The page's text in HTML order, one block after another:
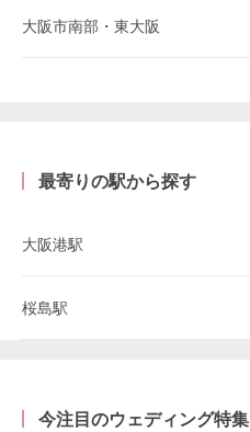
大阪市南部・東大阪
最寄りの駅から探す
大阪港駅
桜島駅
今注目のウェディング特集